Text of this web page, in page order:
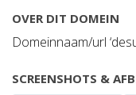
OVER DIT DOMEIN
Domeinnaam/url
SCREENSHOTS &